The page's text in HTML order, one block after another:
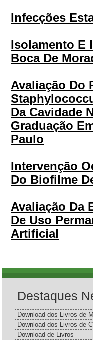
Infecções
Isolamento E
Boca De
Avaliação Do
Da Cavidade
Graduação
Paulo
Intervenção
Do Biofilme
Avaliação Da
De Uso
Artificial
Destaques
Download dos Livros de
Download dos Livros de
Download de Livros